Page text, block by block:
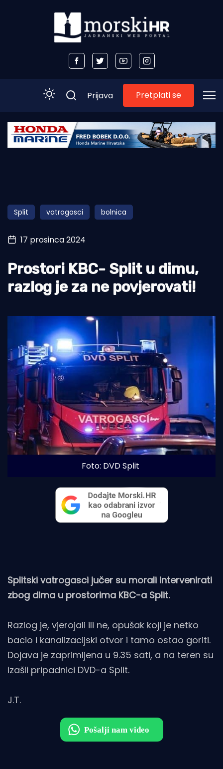
Početna
Obala
Otoci
Turizam i nautika
Pomorstvo
Ribolov
Tradicija i kultura
Prijava Pretplati se
Split vatrogasci bolnica
17 prosinca 2024
Prostori KBC- Split u dimu,
razlog je za ne povjerovati!
Foto: DVD Split
Splitski vatrogasci jučer su morali intervenirati
zbog dima u prostorima KBC-a Split.
Razlog je, vjerojali ili ne, opušak koji je netko
bacio i kanalizacijski otvor i tamo ostao goriti.
Dojava je zaprimljena u 9.35 sati, a na teren su
izašli pripadnici DVD-a Split.
J.T.